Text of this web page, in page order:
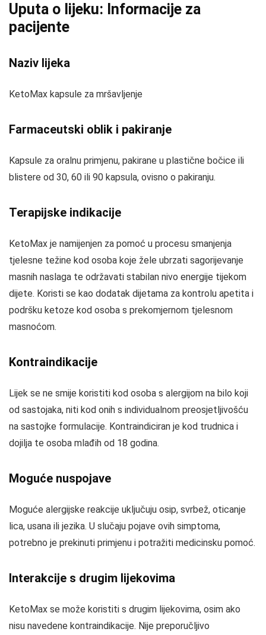
Uputa o lijeku: Informacije za
pacijente
Naziv lijeka
KetoMax kapsule za mršavljenje
Farmaceutski oblik i pakiranje
Kapsule za oralnu primjenu, pakirane u plastične bočice ili
blistere od 30, 60 ili 90 kapsula, ovisno o pakiranju.
Terapijske indikacije
KetoMax je namijenjen za pomoć u procesu smanjenja
tjelesne težine kod osoba koje žele ubrzati sagorijevanje
masnih naslaga te održavati stabilan nivo energije tijekom
dijete. Koristi se kao dodatak dijetama za kontrolu apetita i
podršku ketoze kod osoba s prekomjernom tjelesnom
masnoćom.
Kontraindikacije
Lijek se ne smije koristiti kod osoba s alergijom na bilo koji
od sastojaka, niti kod onih s individualnom preosjetljivošću
na sastojke formulacije. Kontraindiciran je kod trudnica i
dojilja te osoba mlađih od 18 godina.
Moguće nuspojave
Moguće alergijske reakcije uključuju osip, svrbež, oticanje
lica, usana ili jezika. U slučaju pojave ovih simptoma,
potrebno je prekinuti primjenu i potražiti medicinsku pomoć.
Interakcije s drugim lijekovima
KetoMax se može koristiti s drugim lijekovima, osim ako
nisu navedene kontraindikacije. Nije preporučljivo